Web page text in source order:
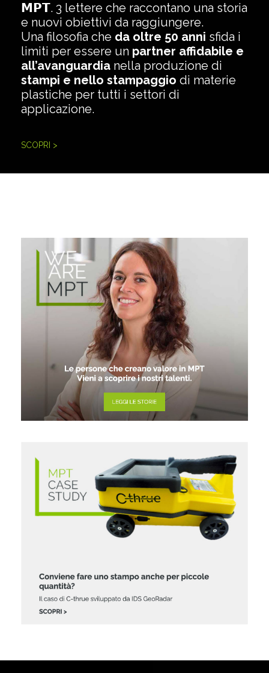
𝗠𝗣𝗧. 3 lettere che raccontano una storia
e nuovi obiettivi da raggiungere.
Una filosofia che da oltre 50 anni sfida i
limiti per essere un partner affidabile e
all’avanguardia nella produzione di
stampi e nello stampaggio di materie
plastiche per tutti i settori di
applicazione.
SCOPRI >